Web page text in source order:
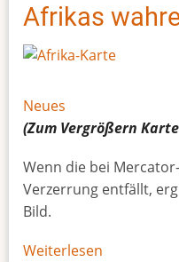
Afrikas
Neues
(Zum Vergrößern Karte
Wenn die bei
Verzerrung entfällt,
Bild.
Weiterlesen